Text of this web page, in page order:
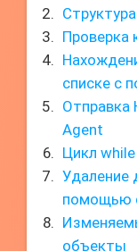
Проверка
списке с
Отправка
Agent
Цикл
Удаление
помощью
объекты